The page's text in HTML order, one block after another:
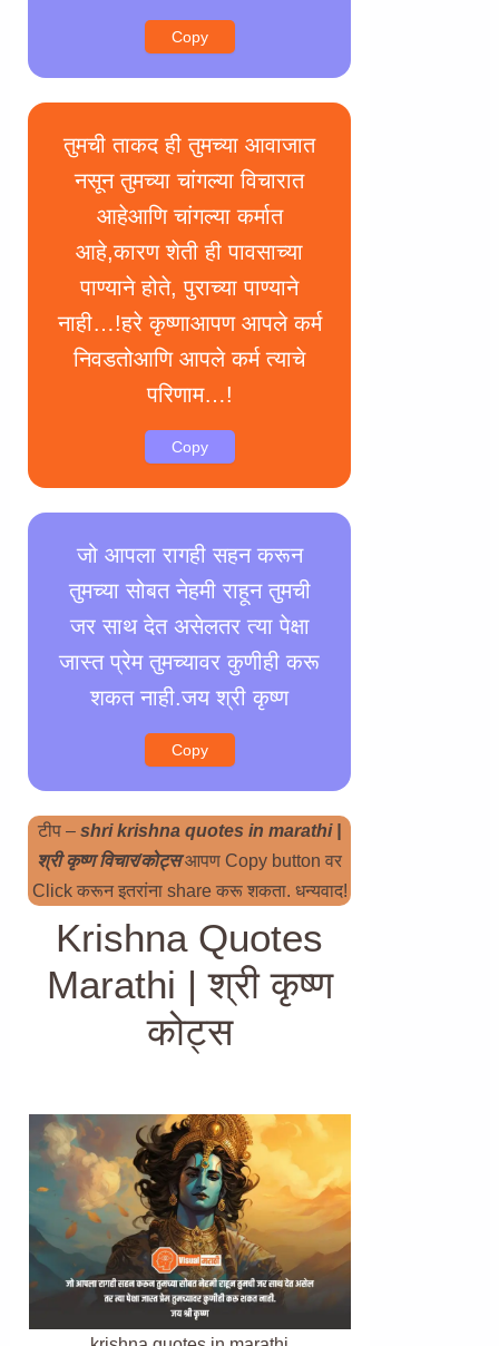
Copy
तुमची ताकद ही तुमच्या आवाजात
नसून तुमच्या चांगल्या विचारात
आहेआणि चांगल्या कर्मात
आहे,कारण शेती ही पावसाच्या
पाण्याने होते, पुराच्या पाण्याने
नाही…!हरे कृष्णाआपण आपले कर्म
निवडतोआणि आपले कर्म त्याचे
परिणाम…!
Copy
जो आपला रागही सहन करून
तुमच्या सोबत नेहमी राहून तुमची
जर साथ देत असेलतर त्या पेक्षा
जास्त प्रेम तुमच्यावर कुणीही करू
शकत नाही.जय श्री कृष्ण
Copy
टीप –shri krishna quotes in marathi |
श्री कृष्ण विचार/कोट्सआपण Copy button वर
Click करून इतरांना share करू शकता. धन्यवाद!
Krishna Quotes
Marathi | श्री कृष्ण
कोट्स